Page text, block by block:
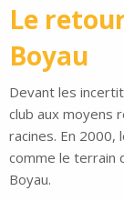
Le
Boyau
Devant les
club aux moyens
racines. En 2000,
comme le terrain
Boyau.